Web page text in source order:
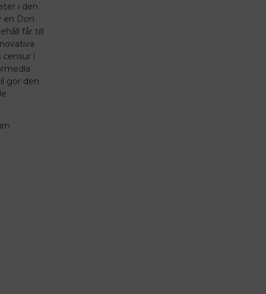
i den
en Don
får till
i
gör den